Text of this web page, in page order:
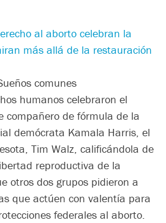
al aborto celebran la
más allá de la restauración
comunes
humanos celebraron el
compañero de fórmula de la
demócrata Kamala Harris, el
Tim Walz, calificándola de
reproductiva de la
otros dos grupos pidieron a
que actúen con valentía para
federales al aborto.